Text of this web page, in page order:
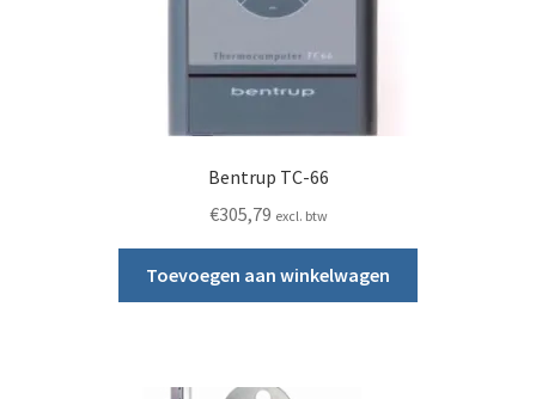
Bentrup TC-66
€305,79 excl. btw
Toevoegen aan winkelwagen